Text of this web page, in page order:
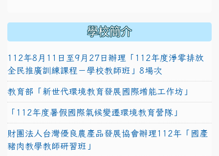
學校簡介
112年8月11日至9月27日辦理「112年度淨零排放
全民推廣訓練課程－學校教師班」8場次
教育部「新世代環境教育發展國際增能工作坊」
「112年度暑假國際氣候變遷環境教育營隊」
財團法人台灣優良農產品發展協會辦理112年「國產
豬肉教學教師研習班」